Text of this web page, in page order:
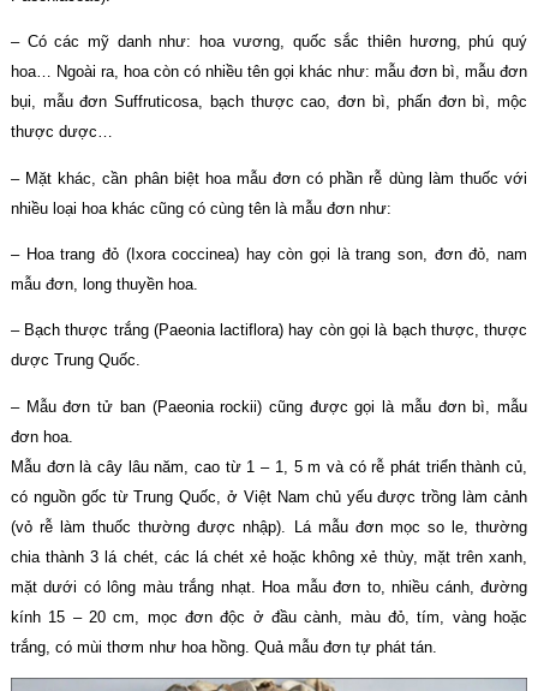
– Có các mỹ danh như: hoa vương, quốc sắc thiên hương, phú quý
hoa… Ngoài ra, hoa còn có nhiều tên gọi khác như: mẫu đơn bì, mẫu đơn
bụi, mẫu đơn Suffruticosa, bạch thược cao, đơn bì, phấn đơn bì, mộc
thược dược…
– Mặt khác, cần phân biệt hoa mẫu đơn có phần rễ dùng làm thuốc với
nhiều loại hoa khác cũng có cùng tên là mẫu đơn như:
– Hoa trang đỏ (Ixora coccinea) hay còn gọi là trang son, đơn đỏ, nam
mẫu đơn, long thuyền hoa.
– Bạch thược trắng (Paeonia lactiflora) hay còn gọi là bạch thược, thược
dược Trung Quốc.
– Mẫu đơn tử ban (Paeonia rockii) cũng được gọi là mẫu đơn bì, mẫu
đơn hoa.
Mẫu đơn là cây lâu năm, cao từ 1 – 1, 5 m và có rễ phát triển thành củ,
có nguồn gốc từ Trung Quốc, ở Việt Nam chủ yếu được trồng làm cảnh
(vỏ rễ làm thuốc thường được nhập). Lá mẫu đơn mọc so le, thường
chia thành 3 lá chét, các lá chét xẻ hoặc không xẻ thùy, mặt trên xanh,
mặt dưới có lông màu trắng nhạt. Hoa mẫu đơn to, nhiều cánh, đường
kính 15 – 20 cm, mọc đơn độc ở đầu cành, màu đỏ, tím, vàng hoặc
trắng, có mùi thơm như hoa hồng. Quả mẫu đơn tự phát tán.